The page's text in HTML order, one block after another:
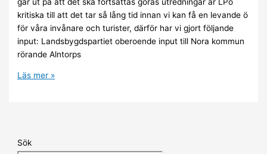
kritiska till att det tar så lång tid innan vi kan få en levande ö
för våra invånare och turister, därför har vi gjort följande
input: Landsbygdspartiet oberoende input till Nora kommun
rörande Alntorps
Läs mer »
Sök